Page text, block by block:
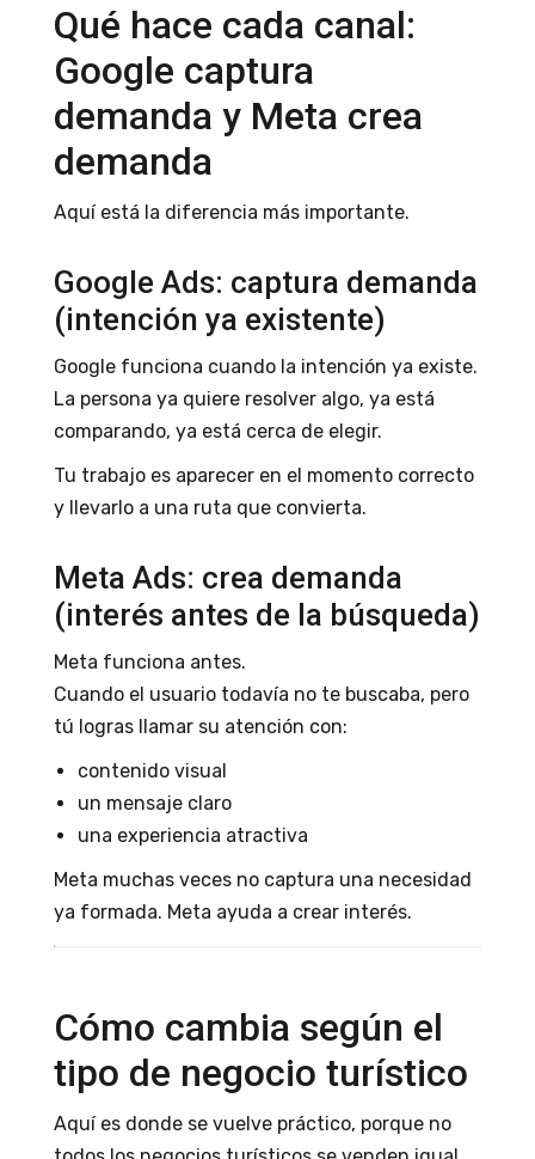
Qué hace cada canal:
Google captura
demanda y Meta crea
demanda
Aquí está la diferencia más importante.
Google Ads: captura demanda
(intención ya existente)
Google funciona cuando la intención ya existe.
La persona ya quiere resolver algo, ya está
comparando, ya está cerca de elegir.
Tu trabajo es aparecer en el momento correcto
y llevarlo a una ruta que convierta.
Meta Ads: crea demanda
(interés antes de la búsqueda)
Meta funciona antes.
Cuando el usuario todavía no te buscaba, pero
tú logras llamar su atención con:
contenido visual
un mensaje claro
una experiencia atractiva
Meta muchas veces no captura una necesidad
ya formada. Meta ayuda a crear interés.
Cómo cambia según el
tipo de negocio turístico
Aquí es donde se vuelve práctico, porque no